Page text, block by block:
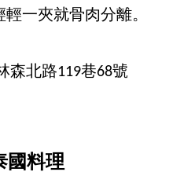
一夾就骨肉分離。
森北路119巷68號
國料理